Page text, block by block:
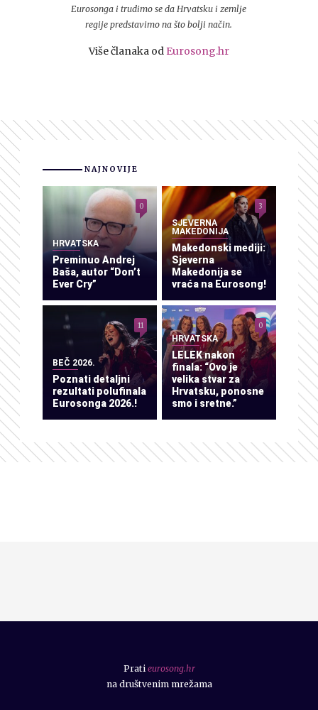
Eurosonga i trudimo se da Hrvatsku i zemlje
regije predstavimo na što bolji način.
Više članaka od Eurosong.hr
NAJNOVIJE
HRVATSKA
Preminuo Andrej
Baša, autor “Don’t
Ever Cry”
0
SJEVERNA
MAKEDONIJA
Makedonski mediji:
Sjeverna
Makedonija se
vraća na Eurosong!
3
BEČ 2026.
Poznati detaljni
rezultati polufinala
Eurosonga 2026.!
11
HRVATSKA
LELEK nakon
finala: “Ovo je
velika stvar za
Hrvatsku, ponosne
smo i sretne.”
0
Prati eurosong.hr
na društvenim mrežama